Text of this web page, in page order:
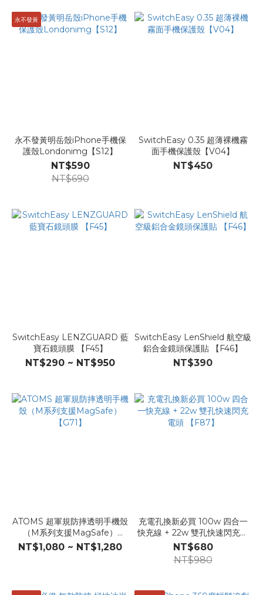
永不發黃
永不發黃明岳殼iPhone手機保
護殼Londonimg【S12】
NT$590
NT$690
SwitchEasy 0.35 超薄裸機霧
面手機保護殼【V04】
NT$450
SwitchEasy LENZGUARD 藍
寶石鏡頭膜 【F45】
NT$290 ~ NT$950
SwitchEasy LenShield 航空級
鋁合金鏡頭保護貼 【F46】
NT$390
ATOMS 超軍規防摔透明手機殼
（M系列支援MagSafe）
【G71】
NT$1,080 ~ NT$1,280
充電孔換新必買 100w 四合一
快充線 + 22w 雙孔快速閃充電
頭 【F87】
NT$680
NT$980